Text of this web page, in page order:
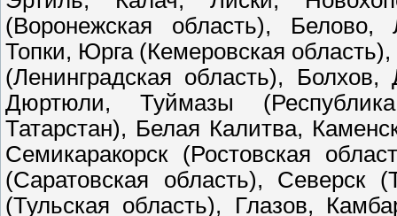
(Воронежская область), Белово,
Топки, Юрга (Кемеровская
(Ленинградская область),
Дюртюли, Туймазы
Татарстан), Белая Калитва,
Семикаракорск (Ростовская
(Саратовская область), Северск
(Тульская область), Глазов,